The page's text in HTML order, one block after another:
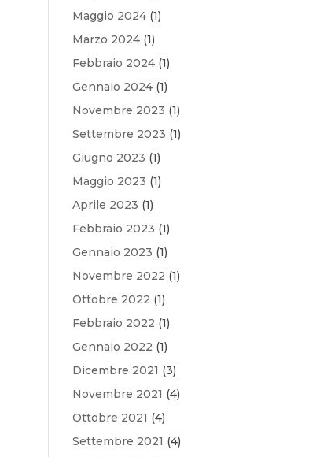
Maggio 2024 (1)
Marzo 2024 (1)
Febbraio 2024 (1)
Gennaio 2024 (1)
Novembre 2023 (1)
Settembre 2023 (1)
Giugno 2023 (1)
Maggio 2023 (1)
Aprile 2023 (1)
Febbraio 2023 (1)
Gennaio 2023 (1)
Novembre 2022 (1)
Ottobre 2022 (1)
Febbraio 2022 (1)
Gennaio 2022 (1)
Dicembre 2021 (3)
Novembre 2021 (4)
Ottobre 2021 (4)
Settembre 2021 (4)